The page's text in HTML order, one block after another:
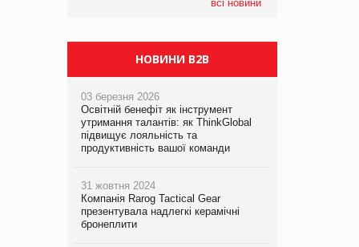
всі новини
НОВИНИ B2B
03 березня 2026
Освітній бенефіт як інструмент
утримання талантів: як ThinkGlobal
підвищує лояльність та
продуктивність вашої команди
31 жовтня 2024
Компанія Rarog Tactical Gear
презентувала надлегкі керамічні
бронеплити